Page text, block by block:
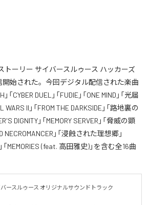
トーリー サイバースルゥース ハッカーズ
開始された。今回デジタル配信された楽曲
「CYBER DUEL」「FUDIE」「ONE MIND」「光届
II」「FROM THE DARKSIDE」「路地裏の
DIGNITY」「MEMORY SERVER」「脅威の顕
NECROMANCER」「浸蝕された理想郷」
「MEMORIES (feat. 高田雅史)」を含む全16曲
ースルゥース オリジナルサウンドトラック